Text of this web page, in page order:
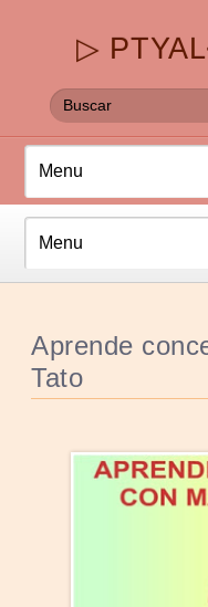
▷
Aprende
Tato